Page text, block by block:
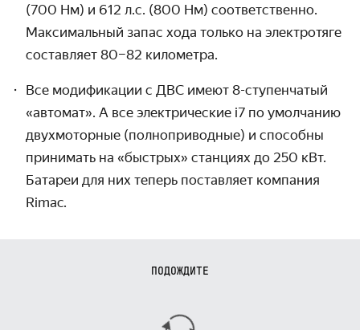
(700 Нм) и 612 л.с. (800 Нм) соответственно.
Максимальный запас хода только на электротяге
составляет 80–82 километра.
Все модификации с ДВС имеют 8-ступенчатый
«автомат». А все электрические i7 по умолчанию
двухмоторные (полноприводные) и способны
принимать на «быстрых» станциях до 250 кВт.
Батареи для них теперь поставляет компания
Rimac.
ПОДОЖДИТЕ